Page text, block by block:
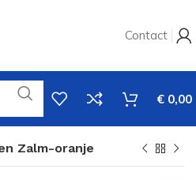
Contact
€ 0,00
Zalm-oranje